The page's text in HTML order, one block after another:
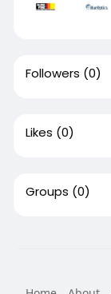
Followers (0)
Likes (0)
Groups (0)